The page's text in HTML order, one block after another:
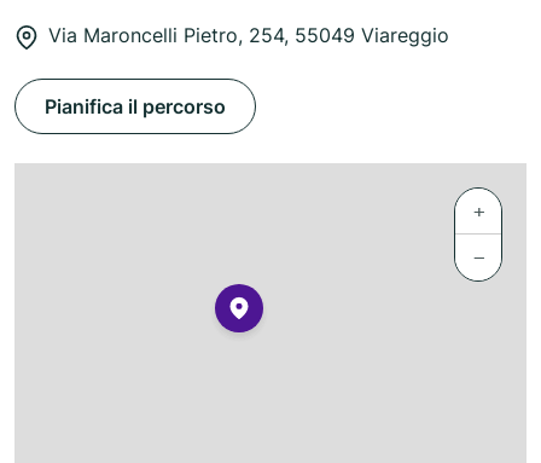
Via Maroncelli Pietro, 254, 55049 Viareggio
Pianifica il percorso
+
−